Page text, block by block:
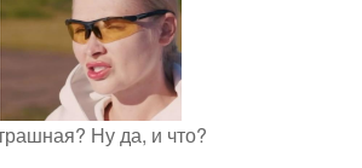
Ну да, и что?